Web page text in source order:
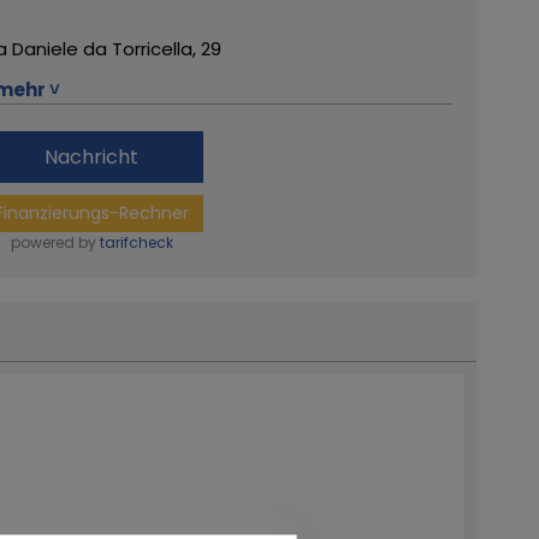
Daniele da Torricella, 29
Reggio Emilia
0522 268511
da Sogno
von diesem Händler
˅
Nachricht
Rechner
powered by tarifcheck